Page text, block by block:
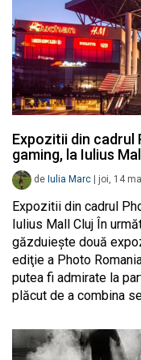
Expozitii din cadrul
gaming, la Iulius
de Iulia Marc joi, 14
Expozitii din cadrul
Iulius Mall Cluj În
găzduieşte două
ediţie a Photo
putea fi admirate la
plăcut de a combina